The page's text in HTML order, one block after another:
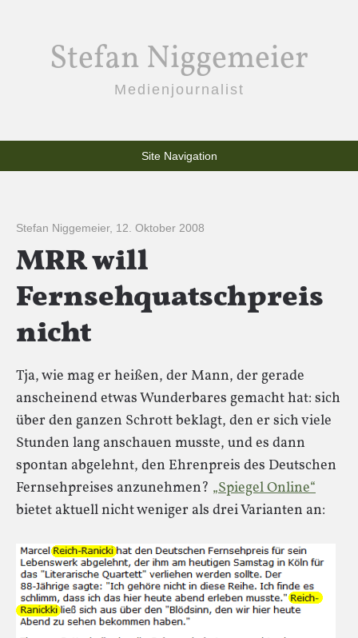
Stefan Niggemeier
Medienjournalist
Site Navigation
Stefan Niggemeier, 12. Oktober 2008
MRR will
Fernsehquatschpreis
nicht
Tja, wie mag er heißen, der Mann, der gerade
anscheinend etwas Wunderbares gemacht hat: sich
über den ganzen Schrott beklagt, den er sich viele
Stunden lang anschauen musste, und es dann
spontan abgelehnt, den Ehrenpreis des Deutschen
Fernsehpreises anzunehmen? „Spiegel Online“
bietet aktuell nicht weniger als drei Varianten an: